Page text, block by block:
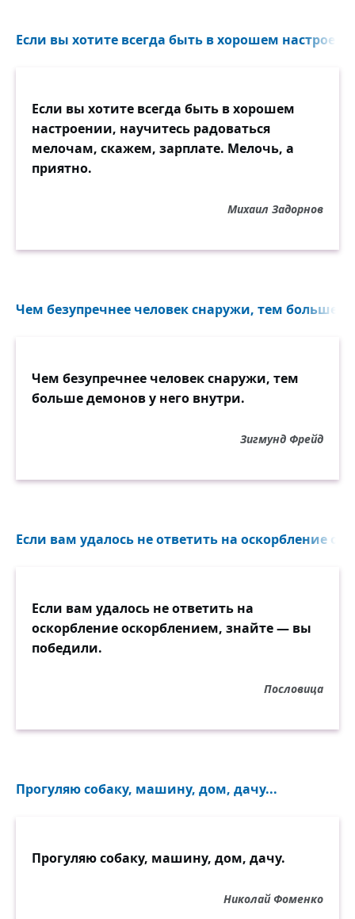
ведёт к банкротству.
Если вы хотите всегда быть в хорошем
Если вы хотите всегда быть в хорошем
настроении, научитесь радоваться
мелочам, скажем, зарплате. Мелочь, а
приятно.
Михаил Задорнов
Чем безупречнее человек снаружи, тем больше
Чем безупречнее человек снаружи, тем
больше демонов у него внутри.
Зигмунд Фрейд
Если вам удалось не ответить на оскорбление
Если вам удалось не ответить на
оскорбление оскорблением, знайте — вы
победили.
Пословица
Прогуляю собаку, машину, дом, дачу...
Прогуляю собаку, машину, дом, дачу.
Николай Фоменко